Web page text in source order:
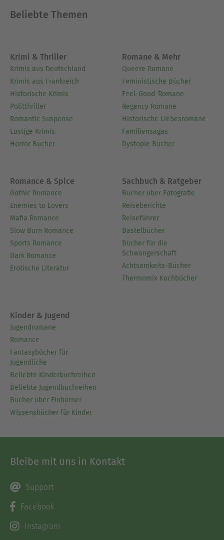
Beliebte Themen
Krimi & Thriller
Krimis aus Deutschland
Krimis aus Frankreich
Historische Krimis
Politthriller
Romantic Suspense
Lustige Krimis
Horror Bücher
Romane & Mehr
Queere Romane
Feministische Bücher
Feel-Good-Romane
Regency Romane
Historische Liebesromane
Familiensagas
Dystopie Bücher
Romance & Spice
Gothic Romance
Enemies to Lovers
Mafia Romance
Slow Burn Romance
Sports Romance
Dark Romance
Erotische Literatur
Sachbuch & Ratgeber
Bücher über Fotografie
Reiseberichte
Reiseführer
Bastelbücher
Bücher für die
Schwangerschaft
Achtsamkeits-Bücher
Thermomix Kochbücher
Kinder & Jugend
Jugendromane
Romance
Fantasybücher für
Jugendliche
Beliebte Kinderbuchreihen
Beliebte Jugendbuchreihen
Bücher über Einhörner
Wissensbücher für Kinder
Bleibe mit uns in Kontakt
Support
Facebook
Instagram